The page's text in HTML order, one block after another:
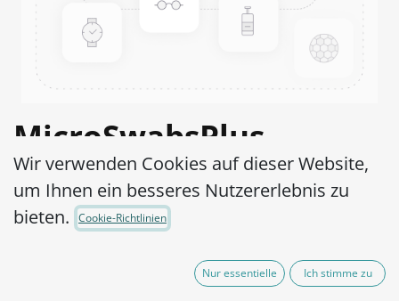
MicroSwabsPlus
Staphylococcus
saprophyticus ATCC®
MS2S0580002
Wir verwenden Cookies auf dieser Website,
um Ihnen ein besseres Nutzererlebnis zu
bieten.
Cookie-Richtlinien
Nur essentielle Ich stimme zu